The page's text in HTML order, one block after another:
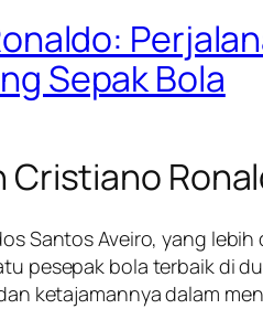
Sepak Bola
Cristiano
Santos Aveiro, yang
pesepak bola terbaik di
ketajamannya dalam